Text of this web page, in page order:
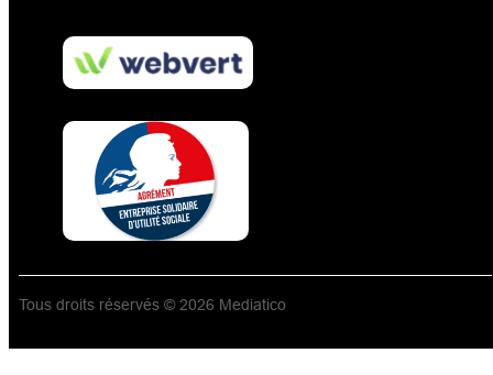
Tous droits réservés © 2026 Mediatico